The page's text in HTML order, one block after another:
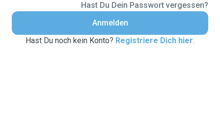
Hast Du Dein Passwort vergessen?
Anmelden
Hast Du noch kein Konto? Registriere Dich hier.